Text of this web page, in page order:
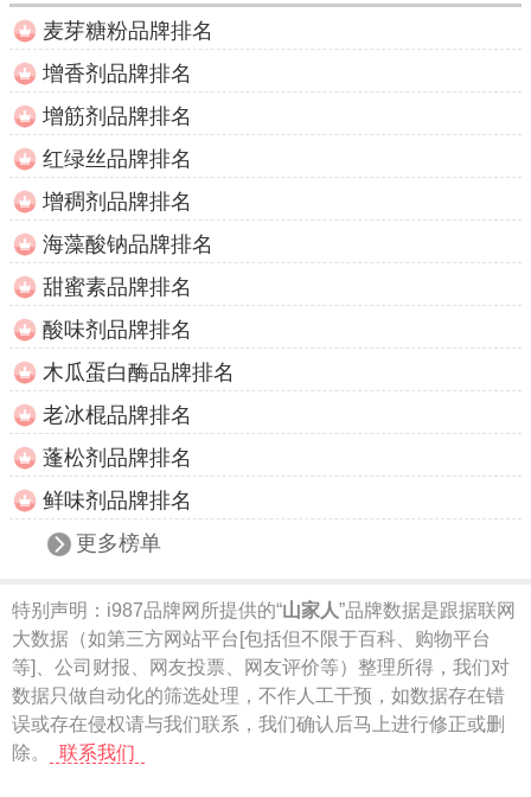
麦芽糖粉品牌排名
增香剂品牌排名
增筋剂品牌排名
红绿丝品牌排名
增稠剂品牌排名
海藻酸钠品牌排名
甜蜜素品牌排名
酸味剂品牌排名
木瓜蛋白酶品牌排名
老冰棍品牌排名
蓬松剂品牌排名
鲜味剂品牌排名
更多榜单
特别声明： i987品牌网所提供的“山家人”品牌数据是跟据联网
大数据（如第三方网站平台[包括但不限于百科、购物平台
等]、公司财报、网友投票、网友评价等）整理所得，我们对
数据只做自动化的筛选处理，不作人工干预，如数据存在错
误或存在侵权请与我们联系，我们确认后马上进行修正或删
除。
联系我们